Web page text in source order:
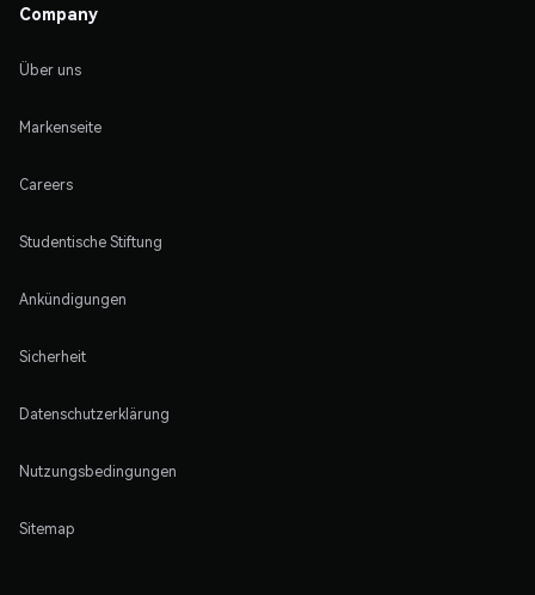
Company
Über uns
Markenseite
Careers
Studentische Stiftung
Ankündigungen
Sicherheit
Datenschutzerklärung
Nutzungsbedingungen
Sitemap